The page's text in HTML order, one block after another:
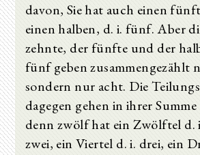
davon, Sie hat auch einen
einen halben, d. i. fünf. Aber
zehnte, der fünfte und der
fünf geben zusammengezählt
sondern nur acht. Die
dagegen gehen in ihrer
denn zwölf hat ein Zwölftel d.
zwei, ein Viertel d. i. drei, ein